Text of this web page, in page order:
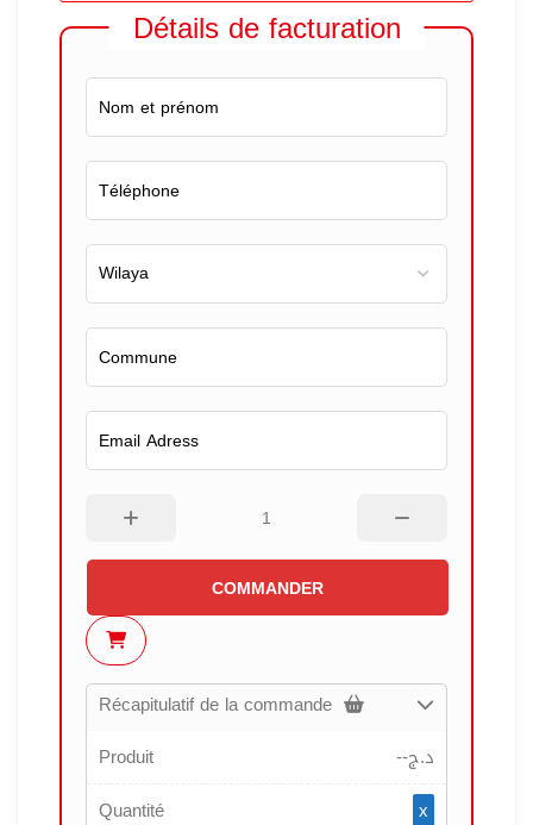
Détails de facturation
COMMANDER
Récapitulatif de la commande
Produit
--د.ج
Quantité
x